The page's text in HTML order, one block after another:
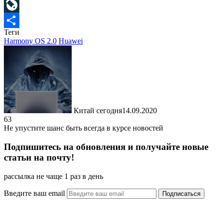
Mail.Ru
LiveJournal
Отправить
Теги
Harmony OS 2.0 Huawei
Китай сегодня14.09.2020
63
Не упустите шанс быть всегда в курсе новостей
Подпишитесь на обновления и получайте новые
статьи на почту!
рассылка не чаще 1 раз в день
Введите ваш email